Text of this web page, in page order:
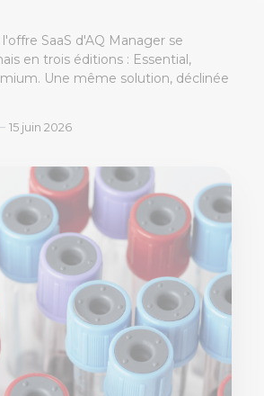
SaaS d'AQ Manager se
en trois éditions : Essential,
Une même solution, déclinée
15 juin 2026